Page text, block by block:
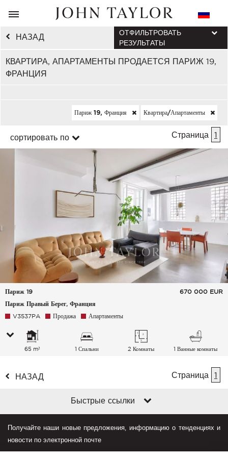
НАЗАД
КВАРТИРА, АПАРТАМЕНТЫ ПРОДАЕТСЯ ПАРИЖ 19,
ФРАНЦИЯ
ОТФИЛЬТРОВАТЬ
РЕЗУЛЬТАТЫ
Париж 19, Франция Квартира/апартаменты
сортировать по Страница 1
Париж 19
Париж Правый Берег, Франция
670 000 EUR
V3537PA Продажа Апартаменты
65 m² 1 Спальни 2 Комнаты 1 Ванные комнаты
НАЗАД Страница 1
Быстрые ссылки
Получайте наши новые предложения, информацию о тенденциях и
новости по электронной почте